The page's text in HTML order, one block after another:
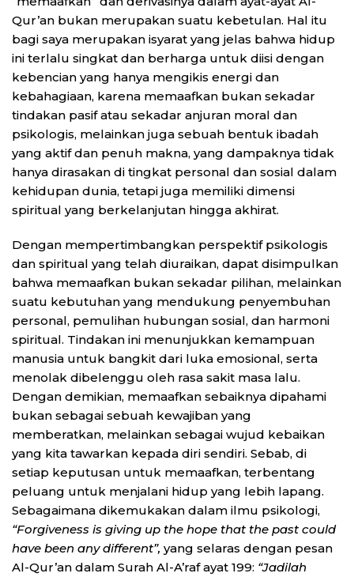
Qur’an bukan merupakan suatu kebetulan. Hal itu
bagi saya merupakan isyarat yang jelas bahwa hidup
ini terlalu singkat dan berharga untuk diisi dengan
kebencian yang hanya mengikis energi dan
kebahagiaan, karena memaafkan bukan sekadar
tindakan pasif atau sekadar anjuran moral dan
psikologis, melainkan juga sebuah bentuk ibadah
yang aktif dan penuh makna, yang dampaknya tidak
hanya dirasakan di tingkat personal dan sosial dalam
kehidupan dunia, tetapi juga memiliki dimensi
spiritual yang berkelanjutan hingga akhirat.
Dengan mempertimbangkan perspektif psikologis
dan spiritual yang telah diuraikan, dapat disimpulkan
bahwa memaafkan bukan sekadar pilihan, melainkan
suatu kebutuhan yang mendukung penyembuhan
personal, pemulihan hubungan sosial, dan harmoni
spiritual. Tindakan ini menunjukkan kemampuan
manusia untuk bangkit dari luka emosional, serta
menolak dibelenggu oleh rasa sakit masa lalu.
Dengan demikian, memaafkan sebaiknya dipahami
bukan sebagai sebuah kewajiban yang
memberatkan, melainkan sebagai wujud kebaikan
yang kita tawarkan kepada diri sendiri. Sebab, di
setiap keputusan untuk memaafkan, terbentang
peluang untuk menjalani hidup yang lebih lapang.
Sebagaimana dikemukakan dalam ilmu psikologi,
“Forgiveness is giving up the hope that the past could
have been any different”, yang selaras dengan pesan
Al-Qur’an dalam Surah Al-A’raf ayat 199: “Jadilah